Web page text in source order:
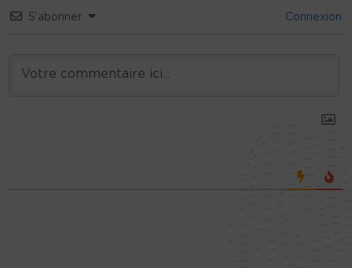
S’abonner Connexion